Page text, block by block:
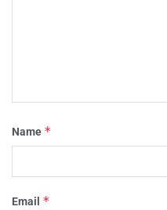
Name *
Email *